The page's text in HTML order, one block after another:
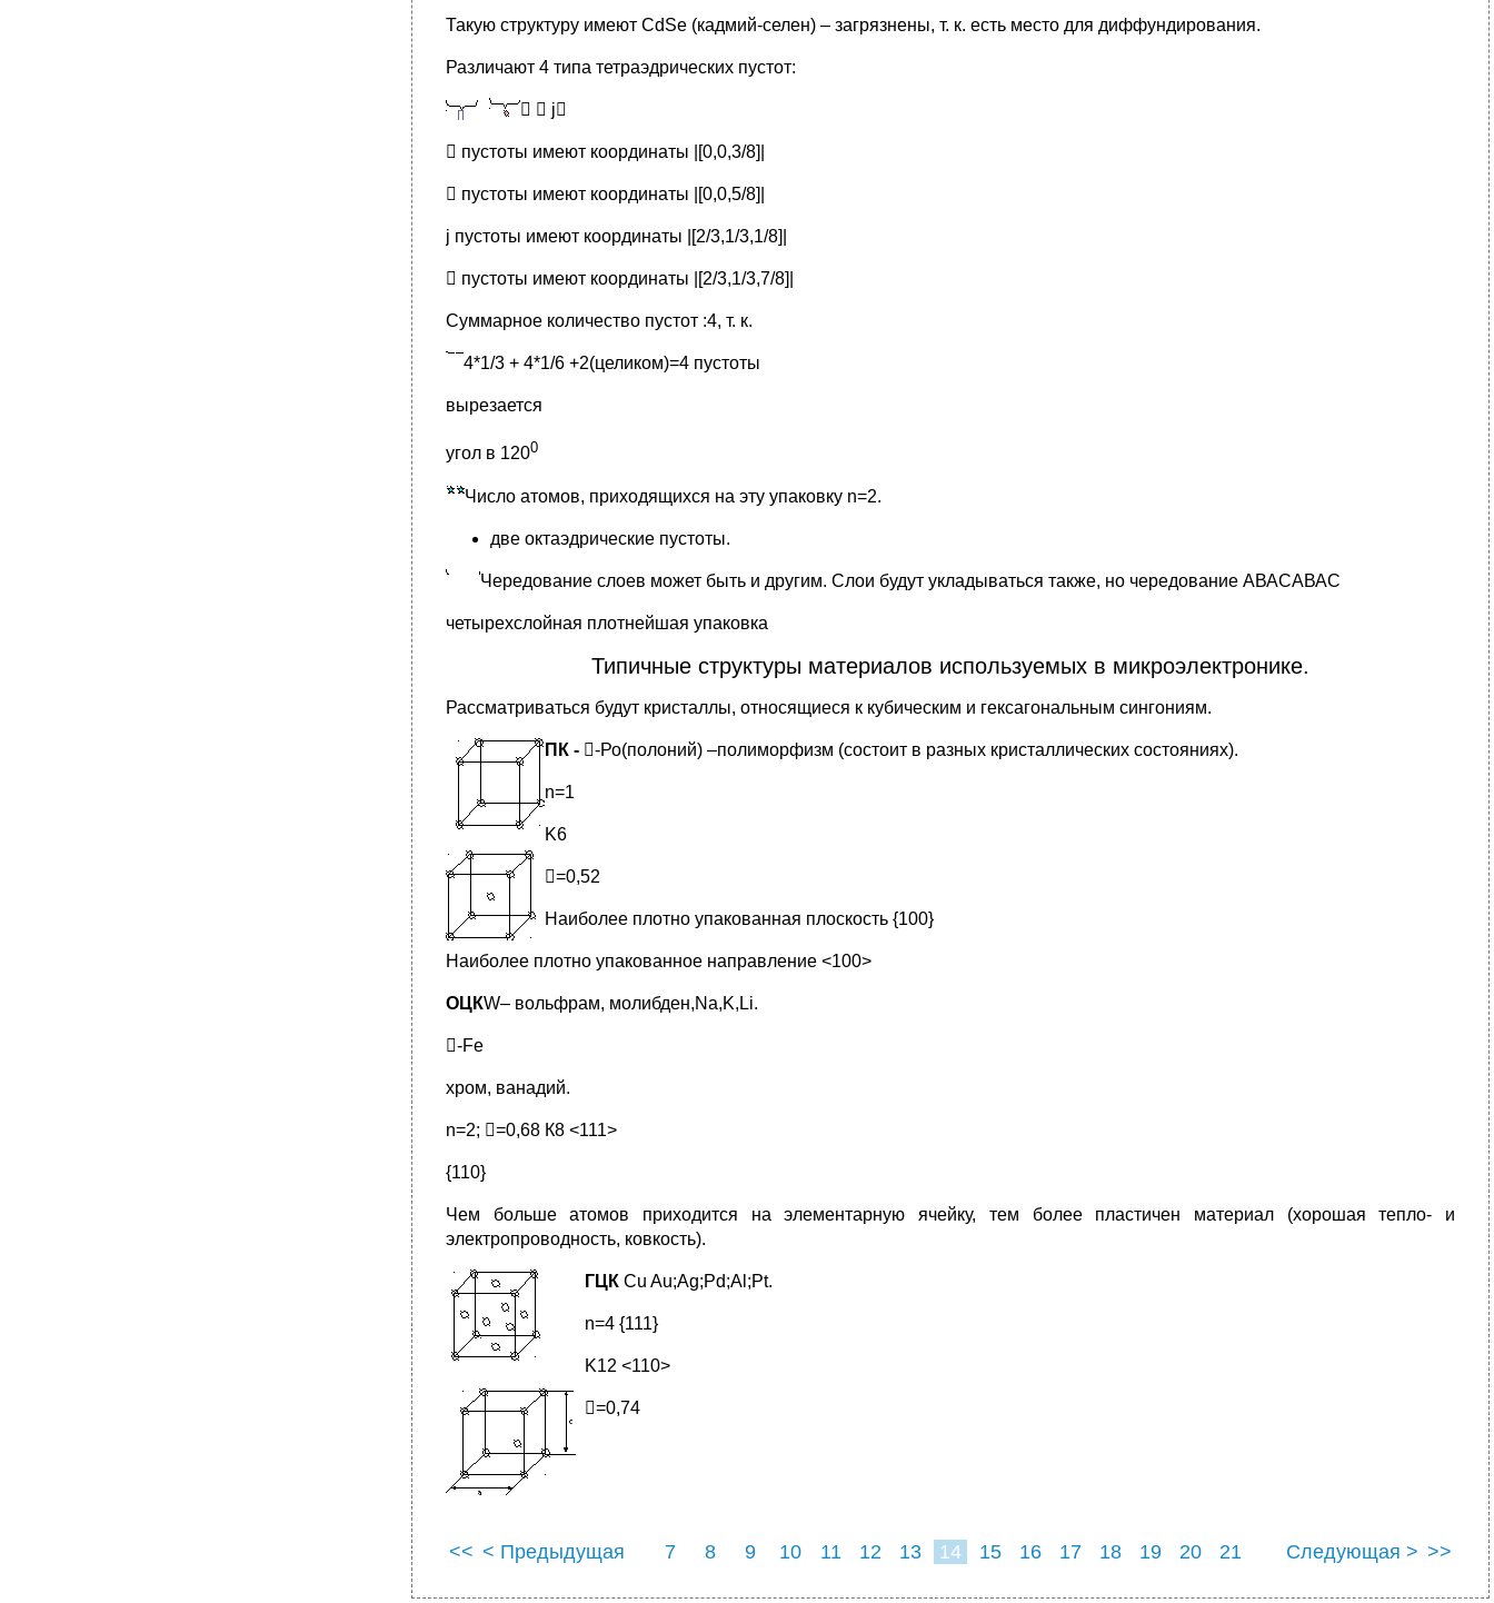
Такую структуру имеют CdSe (кадмий-селен) – загрязнены, т. к. есть место для диффундирования.
Различают 4 типа тетраэдрических пустот:
  j
 пустоты имеют координаты |[0,0,3/8]|
 пустоты имеют координаты |[0,0,5/8]|
j пустоты имеют координаты |[2/3,1/3,1/8]|
 пустоты имеют координаты |[2/3,1/3,7/8]|
Суммарное количество пустот :4, т. к.
4*1/3 + 4*1/6 +2(целиком)=4 пустоты
вырезается
угол в 1200
Ч исло атомов, приходящихся на эту упаковку n=2.
две октаэдрические пустоты.
Чередование слоев может быть и другим. Слои будут укладываться также, но чередование АВАСАВАС
четырехслойная плотнейшая упаковка
Типичные структуры материалов используемых в микроэлектронике.
Рассматриваться будут кристаллы, относящиеся к кубическим и гексагональным сингониям.
П К - -Ро(полоний) –полиморфизм (состоит в разных кристаллических состояниях).
n=1
K6
=0,52
Наиболее плотно упакованная плоскость {100}
Наиболее плотно упакованное направление <100>
ОЦКW– вольфрам, молибден,Na,K,Li.
-Fe
хром, ванадий.
n=2; =0,68 К8 <111>
{110}
Чем больше атомов приходится на элементарную ячейку, тем более пластичен материал (хорошая тепло- и
электропроводность, ковкость).
ГЦК Cu Au;Ag;Pd;Al;Pt.
n=4 {111}
K12 <110>
=0,74
<< < Предыдущая 7 8 9 10 11 12 13 14 15 16 17 18 19 20
21
Следующая > >>